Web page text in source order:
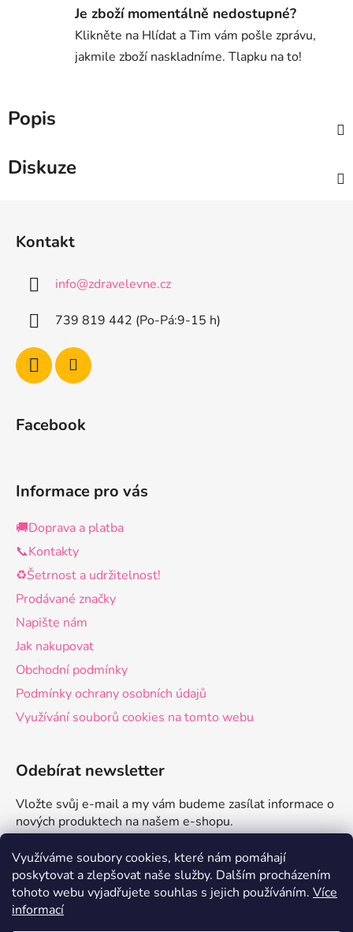
Využíváme soubory cookies, které nám pomáhají
poskytovat a zlepšovat naše služby. Dalším procházením
tohoto webu vyjadřujete souhlas s jejich používáním. Více
informací
Je zboží momentálně nedostupné?
Klikněte na Hlídat a Tim vám pošle zprávu,
jakmile zboží naskladníme. Tlapku na to!
Popis
Diskuze
Kontakt
info@zdravelevne.cz
739 819 442 (Po-Pá:9-15 h)
Facebook
Informace pro vás
🚚Doprava a platba
📞Kontakty
♻️Šetrnost a udržitelnost!
Prodávané značky
Napište nám
Jak nakupovat
Obchodní podmínky
Podmínky ochrany osobních údajů
Využívání souborů cookies na tomto webu
Odebírat newsletter
Vložte svůj e-mail a my vám budeme zasílat informace o
nových produktech na našem e-shopu.
E-mail
PŘIHLÁSIT SE